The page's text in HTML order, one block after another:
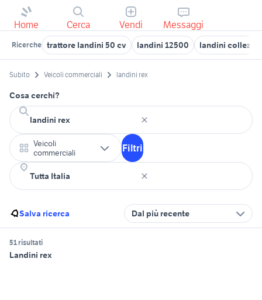
Home Cerca Vendi Messaggi
Ricerche trattore landini 50 cv landini 12500 landini
Subito Veicoli commerciali landini rex
Cosa cerchi?
Veicoli
commerciali
Filtri
Salva ricerca Dal più recente
51 risultati
Landini rex